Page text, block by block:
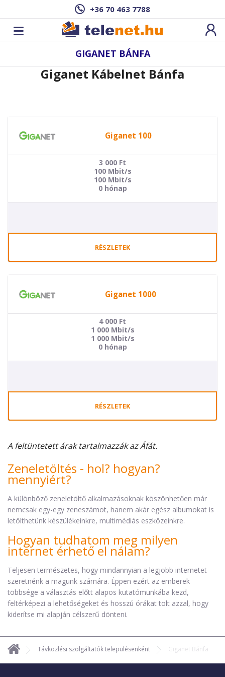
+36 70 463 7788
GIGANET BÁNFA
Giganet Kábelnet Bánfa
Giganet 100
3 000 Ft
100 Mbit/s
100 Mbit/s
0 hónap
RÉSZLETEK
Giganet 1000
4 000 Ft
1 000 Mbit/s
1 000 Mbit/s
0 hónap
RÉSZLETEK
A feltüntetett árak tartalmazzák az Áfát.
Zeneletöltés - hol? hogyan?
mennyiért?
A különböző zeneletöltő alkalmazásoknak köszönhetően már
nemcsak egy-egy zeneszámot, hanem akár egész albumokat is
letölthetünk készülékeinkre, multimédiás eszközeinkre.
Hogyan tudhatom meg milyen
internet érhető el nálam?
Teljesen természetes, hogy mindannyian a legjobb internetet
szeretnénk a magunk számára. Éppen ezért az emberek
többsége a választás előtt alapos kutatómunkába kezd,
feltérképezi a lehetőségeket és hosszú órákat tölt azzal, hogy
kiderítse mi alapján célszerű dönteni.
Távközlési szolgáltatók településenként Giganet Bánfa